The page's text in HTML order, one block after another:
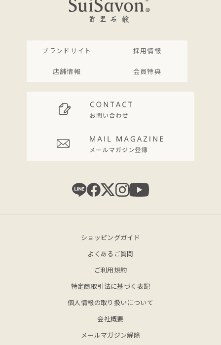
ャ(沖縄海底泥)の性質を活かしたすっきりとした洗い
心地と、美容成分もギュッと入っているのでお肌に必
泥パックにして使用したときは特に、お肌がクリアに
アを行ってくださいね。
ホワイトマリンクレイ洗顔石鹸は「泡立て洗顔」と
「泥パック」の2wayでご利用いただけます。
泥パックは週に1～2回のスペシャルケアとして。
特に毛穴のゴワツキが気になる日や、特別な日の前日
など、その日の肌の状態をみながらスキンケアをお楽
ブランドサイト 採用情報
店舗情報 会員特典
ショッピングガイド
よくあるご質問
ご利用規約
特定商取引法に基づく表記
個人情報の取り扱いについて
会社概要
メールマガジン解除